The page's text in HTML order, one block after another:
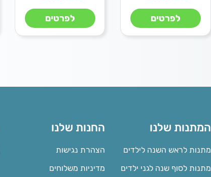
לפרטים לפרטים
המתנות שלנו
מתנות לראש השנה לילדים
מתנות לסוף שנה לגני ילדים
החנות שלנו
הצהרת נגישות
מדיניות משלוחים